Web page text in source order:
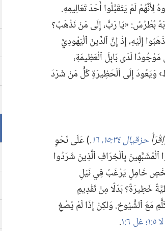
لَمْ يَتَقَبَّلُوا أَحَدَ تَعَالِيمِهِ.‏
بُطْرُسُ:‏ «يَا رَبُّ،‏ إِلَى مَنْ نَذْهَبُ؟‏
إِلَيْهِ،‏ إِذْ إِنَّ ٱلدِّينَ ٱلْيَهُودِيَّ
مَوْجُودًا لَدَى بَابِلَ ٱلْعَظِيمَةِ،‏
وَيَعُودَ إِلَى ٱلْحَظِيرَةِ كُلُّ مَنْ شَرَدَ
اِقْرَأْحزقيال ٣٤:‏١٥،‏ ١٦ ‏.‏‏)‏ عَلَى نَحْوٍ
بِٱلْخِرَافِ ٱلَّذِينَ شَرَدُوا
شَخْصٍ خَامِلٍ يَرْغَبُ فِي نَيْلِ
خَطِيرَةً؟‏ بَدَلًا مِنْ تَقْدِيمِ
مَعَ ٱلشُّيُوخِ.‏ وَلكِنْ إِذَا لَمْ يُصْغِ
لا ٥:‏١؛‏ غل ٦:‏١ ‏.‏